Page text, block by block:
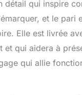
les protéger en soute
qui inspire
et le pari
Elle est livrée
qui aidera à
qui allie